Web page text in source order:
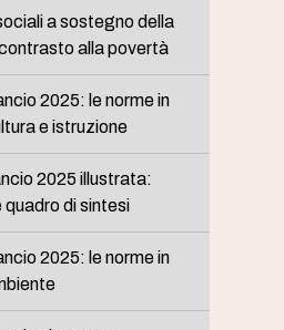
a sostegno della
alla povertà
2025: le norme in
e istruzione
2025 illustrata:
di sintesi
2025: le norme in